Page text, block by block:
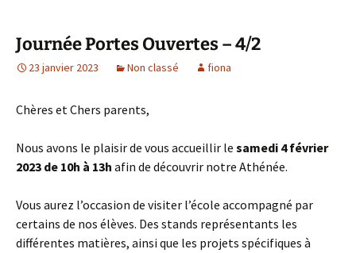
Journée Portes Ouvertes – 4/2
23 janvier 2023 Non classé fiona
Chères et Chers parents,
Nous avons le plaisir de vous accueillir le samedi 4 février
2023 de 10h à 13h afin de découvrir notre Athénée.
Vous aurez l’occasion de visiter l’école accompagné par
certains de nos élèves. Des stands représentants les
différentes matières, ainsi que les projets spécifiques à